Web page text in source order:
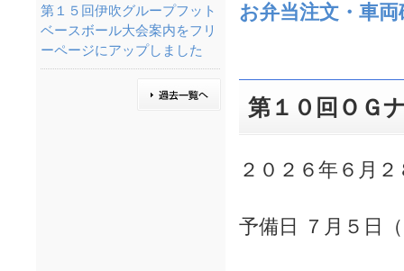
お弁当注文・車
第１０回ＯＧ
２０２６年６月
予備日 ７月５日
第１５回伊吹グループフット
ベースボール大会案内をフリ
ーページにアップしました